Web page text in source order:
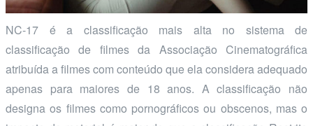
NC-17 é a classificação mais alta no sistema de
classificação de filmes da Associação Cinematográfica
atribuída a filmes com conteúdo que ela considera adequado
apenas para maiores de 18 anos. A classificação não
designa os filmes como pornográficos ou obscenos, mas o